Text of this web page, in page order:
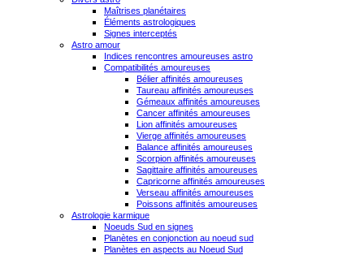
Maîtrises planétaires
Éléments astrologiques
Signes interceptés
Astro amour
Indices rencontres amoureuses astro
Compatibilités amoureuses
Bélier affinités amoureuses
Taureau affinités amoureuses
Gémeaux affinités amoureuses
Cancer affinités amoureuses
Lion affinités amoureuses
Vierge affinités amoureuses
Balance affinités amoureuses
Scorpion affinités amoureuses
Sagittaire affinités amoureuses
Capricorne affinités amoureuses
Verseau affinités amoureuses
Poissons affinités amoureuses
Astrologie karmique
Noeuds Sud en signes
Planètes en conjonction au noeud sud
Planètes en aspects au Noeud Sud